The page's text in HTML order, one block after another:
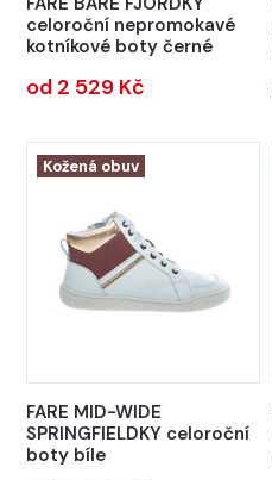
celoroční nepromokavé
kotníkové boty černé
od 2 529 Kč
Kožená obuv
FARE MID-WIDE
SPRINGFIELDKY celoroční
boty bíle